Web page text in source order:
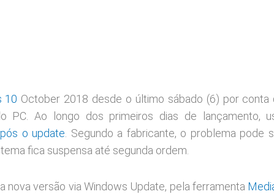
10 October 2018 desde o último sábado (6) por conta
PC. Ao longo dos primeiros dias de lançamento,
o update . Segundo a fabricante, o problema pode
fica suspensa até segunda ordem.
nova versão via Windows Update, pela ferramenta